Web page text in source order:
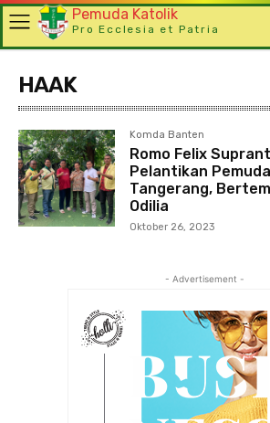
Pemuda Katolik
Pro Ecclesia et Patria
HAAK
Komda Banten
Romo Felix
Pelantikan
Tangerang,
Odilia
Oktober 26, 2023
- Advertisement -